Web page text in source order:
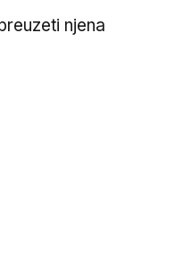
njena